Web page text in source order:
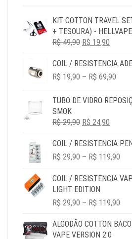
KIT COTTON TRAVEL
+ TESOURA) - HELLVAPE
R$49,90 O
ORIGINAL
ERA:
R$ 19,90
ATUAL
É:
COIL / RESISTENCIA
R$ 19,90 – R$ 69,90
R$
TUBO DE VIDRO
SMOK
R$29,90 O
ORIGINAL
ERA:
R$ 24,90
ATUAL
É:
COIL / RESISTENCIA
R$ 29,90 – R$ 119,90
R$
COIL / RESISTENCIA
LIGHT EDITION
R$ 29,90 – R$ 119,90
R$
ALGODÃO COTTON
VAPE VERSION 2.0